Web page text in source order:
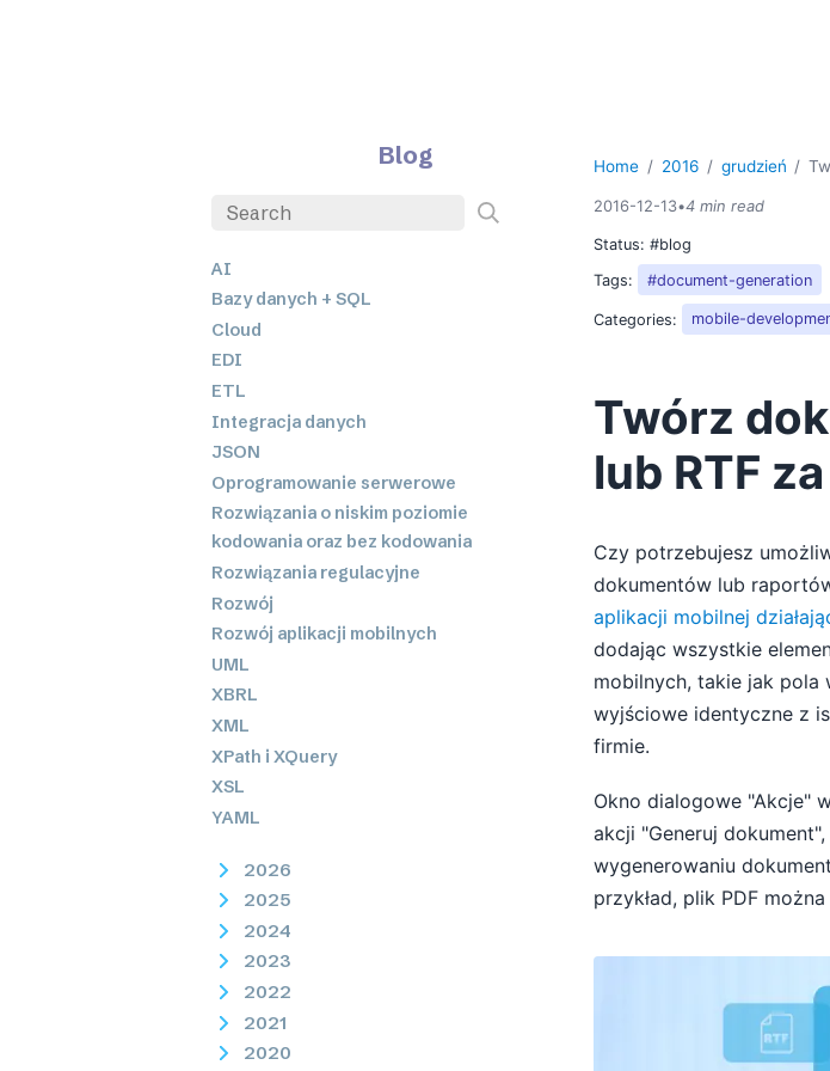
Blog
AI
Bazy danych + SQL
Cloud
EDI
ETL
Integracja danych
JSON
Oprogramowanie serwerowe
Rozwiązania o niskim poziomie
kodowania oraz bez kodowania
Rozwiązania regulacyjne
Rozwój
Rozwój aplikacji mobilnych
UML
XBRL
XML
XPath i XQuery
XSL
YAML
2026
2025
2024
2023
2022
2021
2020
Home 2016 grudzień
2016-12-13•4 min read
Status:#blog
Tags:
#document-generation
Categories: mobile-
Twórz
lub RTF
Czy potrzebujesz
dokumentów lub
aplikacji mobilnej
dodając wszystkie
mobilnych, takie jak pola
wyjściowe identyczne z
firmie.
Okno dialogowe "Akcje"
akcji "Generuj
wygenerowaniu
przykład, plik PDF